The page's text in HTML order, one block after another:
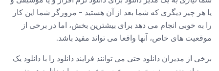
یا هر چیز دیگری که شما بعد از آن هستید - مرورگر شما این کار
را به خوبی انجام می دهد برای بیشترین بخش، اما در برخی از
موقعیت های خاص، آنها واقعا می تواند مفید باشد.
برخی از مدیران دانلود حتی می توانند فرایند دانلود را با دانلود یک